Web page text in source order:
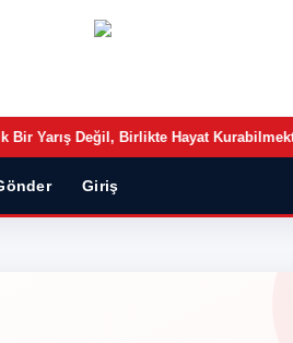
•Mersin’de Suriyelilerin Son
Giriş